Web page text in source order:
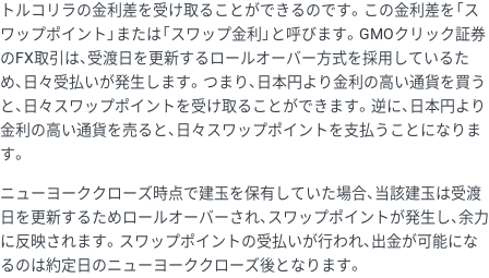
トルコリラの金利差を受け取ることができるのです。この金利差を「ス
ワップポイント」または「スワップ金利」と呼びます。GMOクリック証券
のFX取引は、受渡日を更新するロールオーバー方式を採用しているた
め、日々受払いが発生します。つまり、日本円より金利の高い通貨を買う
と、日々スワップポイントを受け取ることができます。逆に、日本円より
金利の高い通貨を売ると、日々スワップポイントを支払うことになりま
す。
ニューヨーククローズ時点で建玉を保有していた場合、当該建玉は受渡
日を更新するためロールオーバーされ、スワップポイントが発生し、余力
に反映されます。スワップポイントの受払いが行われ、出金が可能にな
るのは約定日のニューヨーククローズ後となります。